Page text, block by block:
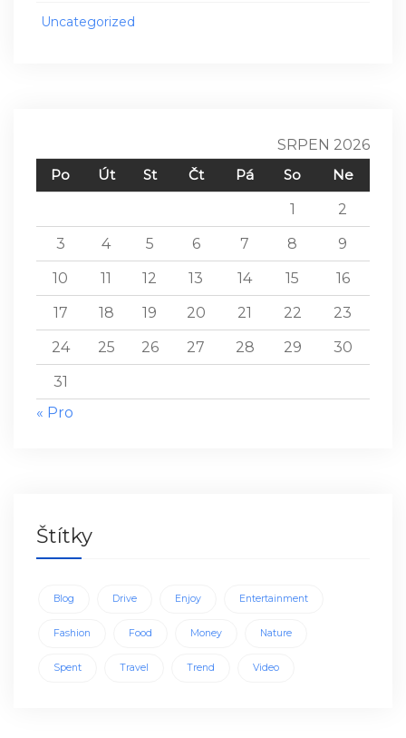
Uncategorized
SRPEN 2026
Po
Út St Čt Pá So
Ne
1
2
3
4 5 6 7 8
9
10
11 12 13 14 15
16
17
18 19 20 21 22
23
24
25 26 27 28 29
30
31
« Pro
Štítky
Blog Drive Enjoy Entertainment
Fashion Food Money Nature
Spent Travel Trend Video